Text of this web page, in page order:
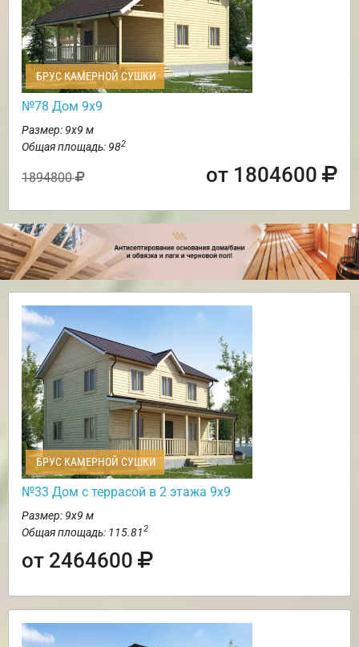
БРУС КАМЕРНОЙ СУШКИ
№78 Дом 9х9
Размер: 9х9 м
Общая площадь: 982
1894800 от 1804600
БРУС КАМЕРНОЙ СУШКИ
№33 Дом с террасой в 2 этажа 9х9
Размер: 9х9 м
Общая площадь: 115.812
от 2464600